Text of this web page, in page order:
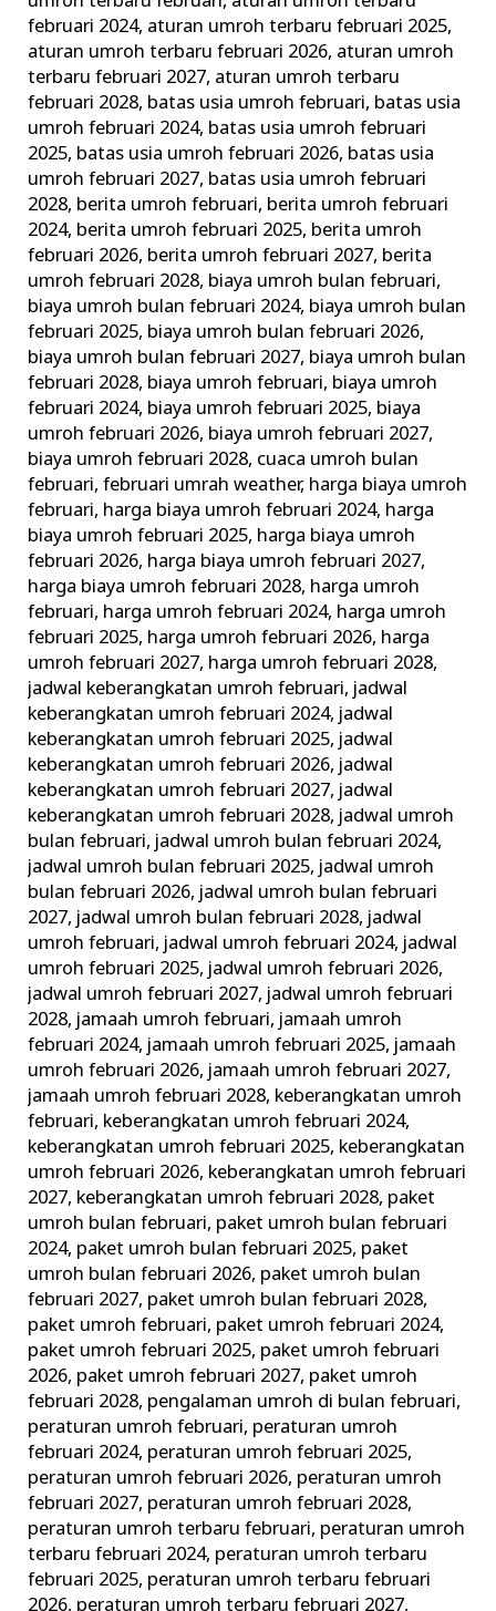
februari 2024, aturan umroh terbaru februari 2025,
aturan umroh terbaru februari 2026, aturan umroh
terbaru februari 2027, aturan umroh terbaru
februari 2028, batas usia umroh februari, batas usia
umroh februari 2024, batas usia umroh februari
2025, batas usia umroh februari 2026, batas usia
umroh februari 2027, batas usia umroh februari
2028, berita umroh februari, berita umroh februari
2024, berita umroh februari 2025, berita umroh
februari 2026, berita umroh februari 2027, berita
umroh februari 2028, biaya umroh bulan februari,
biaya umroh bulan februari 2024, biaya umroh bulan
februari 2025, biaya umroh bulan februari 2026,
biaya umroh bulan februari 2027, biaya umroh bulan
februari 2028, biaya umroh februari, biaya umroh
februari 2024, biaya umroh februari 2025, biaya
umroh februari 2026, biaya umroh februari 2027,
biaya umroh februari 2028, cuaca umroh bulan
februari,februari umrah weather, harga biaya umroh
februari, harga biaya umroh februari 2024, harga
biaya umroh februari 2025, harga biaya umroh
februari 2026, harga biaya umroh februari 2027,
harga biaya umroh februari 2028, harga umroh
februari, harga umroh februari 2024, harga umroh
februari 2025, harga umroh februari 2026, harga
umroh februari 2027, harga umroh februari 2028,
jadwal keberangkatan umroh februari, jadwal
keberangkatan umroh februari 2024, jadwal
keberangkatan umroh februari 2025, jadwal
keberangkatan umroh februari 2026, jadwal
keberangkatan umroh februari 2027, jadwal
keberangkatan umroh februari 2028, jadwal umroh
bulan februari, jadwal umroh bulan februari 2024,
jadwal umroh bulan februari 2025, jadwal umroh
bulan februari 2026, jadwal umroh bulan februari
2027, jadwal umroh bulan februari 2028, jadwal
umroh februari, jadwal umroh februari 2024, jadwal
umroh februari 2025, jadwal umroh februari 2026,
jadwal umroh februari 2027, jadwal umroh februari
2028, jamaah umroh februari, jamaah umroh
februari 2024, jamaah umroh februari 2025, jamaah
umroh februari 2026, jamaah umroh februari 2027,
jamaah umroh februari 2028, keberangkatan umroh
februari, keberangkatan umroh februari 2024,
keberangkatan umroh februari 2025, keberangkatan
umroh februari 2026, keberangkatan umroh februari
2027, keberangkatan umroh februari 2028, paket
umroh bulan februari, paket umroh bulan februari
2024, paket umroh bulan februari 2025, paket
umroh bulan februari 2026, paket umroh bulan
februari 2027, paket umroh bulan februari 2028,
paket umroh februari, paket umroh februari 2024,
paket umroh februari 2025, paket umroh februari
2026, paket umroh februari 2027, paket umroh
februari 2028, pengalaman umroh di bulan februari,
peraturan umroh februari, peraturan umroh
februari 2024, peraturan umroh februari 2025,
peraturan umroh februari 2026, peraturan umroh
februari 2027, peraturan umroh februari 2028,
peraturan umroh terbaru februari, peraturan umroh
terbaru februari 2024, peraturan umroh terbaru
februari 2025, peraturan umroh terbaru februari